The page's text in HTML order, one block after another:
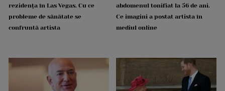
rezidența în Las Vegas. Cu ce
probleme de sănătate se
confruntă artista
abdomenul tonifiat la 56 de ani.
Ce imagini a postat artista în
mediul online